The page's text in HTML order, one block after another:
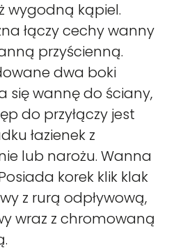
wygodną kąpiel.
łączy cechy wanny
przyścienną.
dwa boki
się wannę do ściany,
do przyłączy jest
łazienek z
lub narożu. Wanna
korek klik klak
z rurą odpływową,
wraz z chromowaną